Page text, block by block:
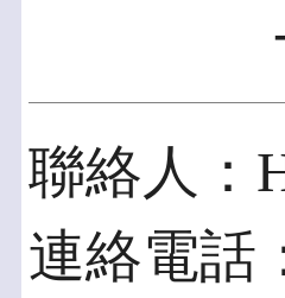
聯絡人：
連絡電話